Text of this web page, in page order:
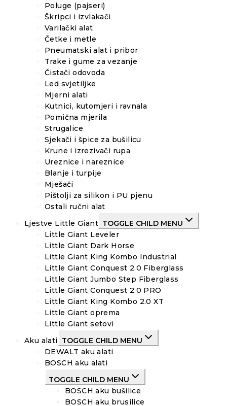
Poluge (pajseri)
Škripci i izvlakači
Varilački alat
Četke i metle
Pneumatski alat i pribor
Trake i gume za vezanje
Čistači odovoda
Led svjetiljke
Mjerni alati
Kutnici, kutomjeri i ravnala
Pomična mjerila
Strugalice
Sjekači i špice za bušilicu
Krune i izrezivači rupa
Ureznice i nareznice
Blanje i turpije
Mješači
Pištolji za silikon i PU pjenu
Ostali ručni alat
Ljestve Little Giant TOGGLE CHILD MENU
Little Giant Leveler
Little Giant Dark Horse
Little Giant King Kombo Industrial
Little Giant Conquest 2.0 Fiberglass
Little Giant Jumbo Step Fiberglass
Little Giant Conquest 2.0 PRO
Little Giant King Kombo 2.0 XT
Little Giant oprema
Little Giant setovi
Aku alati TOGGLE CHILD MENU
DEWALT aku alati
BOSCH aku alati
TOGGLE CHILD MENU
BOSCH aku bušilice
BOSCH aku brusilice